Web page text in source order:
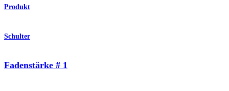
Produkt
Schulter
Fadenstärke # 1